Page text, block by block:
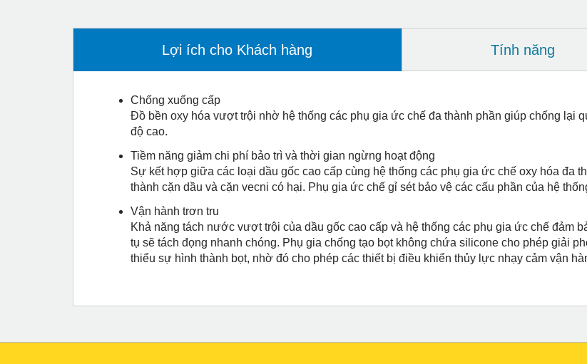
Lợi ích cho Khách hàng Tính năng
Chống xuống cấp
Đồ bền oxy hóa vượt trội nhờ hệ thống các phụ gia ức chế đa thành phần giúp chống lại
độ cao.
Tiềm năng giảm chi phí bảo trì và thời gian ngừng hoạt động
Sự kết hợp giữa các loại dầu gốc cao cấp cùng hệ thống các phụ gia ức chế oxy hóa đa
thành cặn dầu và cặn vecni có hại. Phụ gia ức chế gỉ sét bảo vệ các cấu phần của hệ
Vận hành trơn tru
Khả năng tách nước vượt trội của dầu gốc cao cấp và hệ thống các phụ gia ức chế
tụ sẽ tách đọng nhanh chóng. Phụ gia chống tạo bọt không chứa silicone cho phép giải
thiểu sự hình thành bọt, nhờ đó cho phép các thiết bị điều khiển thủy lực nhạy cảm vận